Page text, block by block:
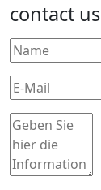
contact us